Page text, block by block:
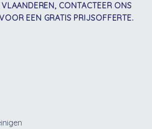
CONTACTEER ONS
EEN GRATIS PRIJSOFFERTE.